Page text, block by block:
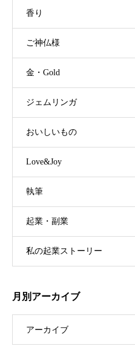
香り
ご神仏様
金・Gold
ジェムリンガ
おいしいもの
Love&Joy
執筆
起業・副業
私の起業ストーリー
月別アーカイブ
アーカイブ